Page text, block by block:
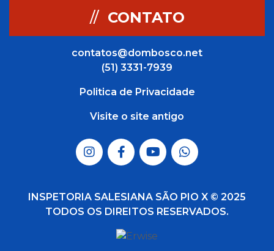
// CONTATO
contatos@dombosco.net
(51) 3331-7939
Politica de Privacidade
Visite o site antigo
INSPETORIA SALESIANA SÃO PIO X © 2025
TODOS OS DIREITOS RESERVADOS.